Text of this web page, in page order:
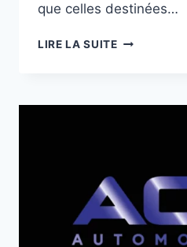
que celles destinées…
LIRE LA SUITESITE
UNE